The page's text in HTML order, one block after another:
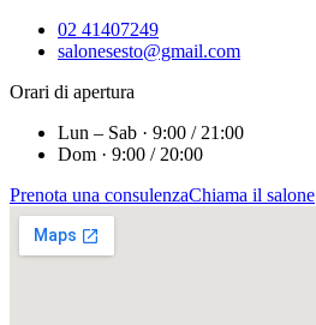
02 41407249
salonesesto@gmail.com
Orari di apertura
Lun – Sab · 9:00 / 21:00
Dom · 9:00 / 20:00
Prenota una consulenzaChiama il salone